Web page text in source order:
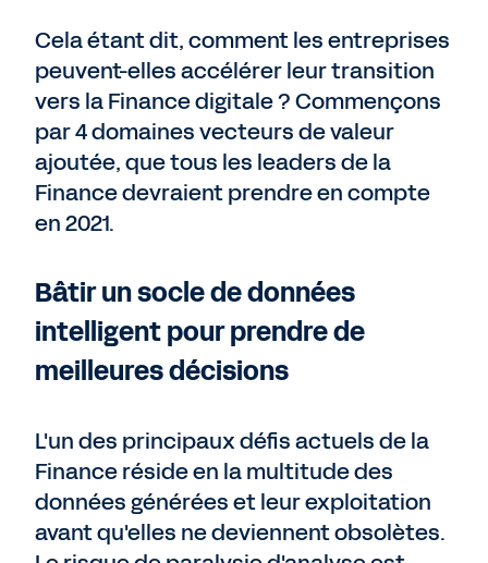
Cela étant dit, comment les entreprises
peuvent-elles accélérer leur transition
vers la Finance digitale ? Commençons
par 4 domaines vecteurs de valeur
ajoutée, que tous les leaders de la
Finance devraient prendre en compte
en 2021.
Bâtir un socle de données
intelligent pour prendre de
meilleures décisions
L'un des principaux défis actuels de la
Finance réside en la multitude des
données générées et leur exploitation
avant qu'elles ne deviennent obsolètes.